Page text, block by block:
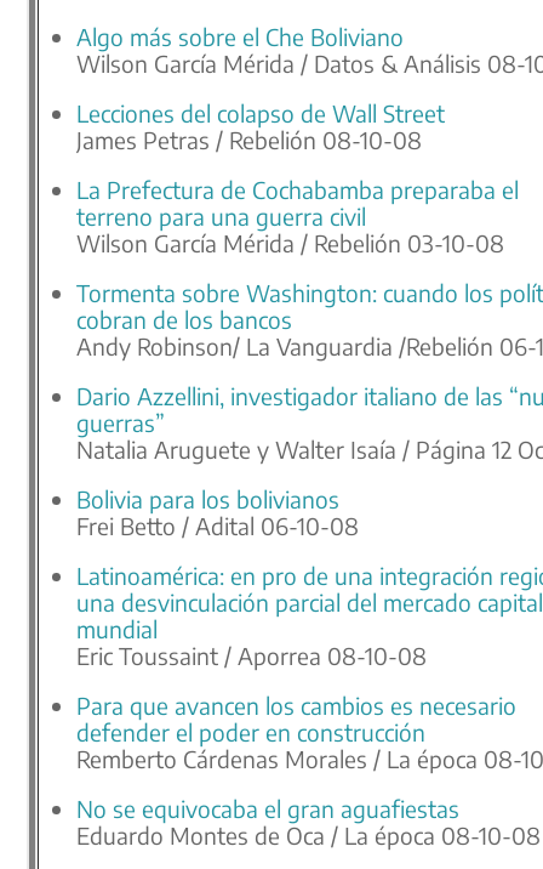
Algo más sobre el Che Boliviano
Wilson García Mérida / Datos & Análisis 08-
Lecciones del colapso de Wall Street
James Petras / Rebelión 08-10-08
La Prefectura de Cochabamba preparaba el
terreno para una guerra civil
Wilson García Mérida / Rebelión 03-10-08
Tormenta sobre Washington: cuando los
cobran de los bancos
Andy Robinson/ La Vanguardia /Rebelión
Dario Azzellini, investigador italiano de las
guerras”
Natalia Aruguete y Walter Isaía / Página 12
Bolivia para los bolivianos
Frei Betto / Adital 06-10-08
Latinoamérica: en pro de una integración
una desvinculación parcial del mercado
mundial
Eric Toussaint / Aporrea 08-10-08
Para que avancen los cambios es necesario
defender el poder en construcción
Remberto Cárdenas Morales / La época 08-
No se equivocaba el gran aguafiestas
Eduardo Montes de Oca / La época 08-10-08